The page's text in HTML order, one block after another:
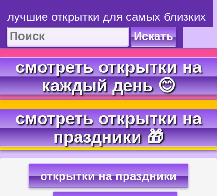
лучшие открытки для самых близких
Искать
смотреть открытки на
каждый день 😊
смотреть открытки на
праздники 🎁
открытки на праздники